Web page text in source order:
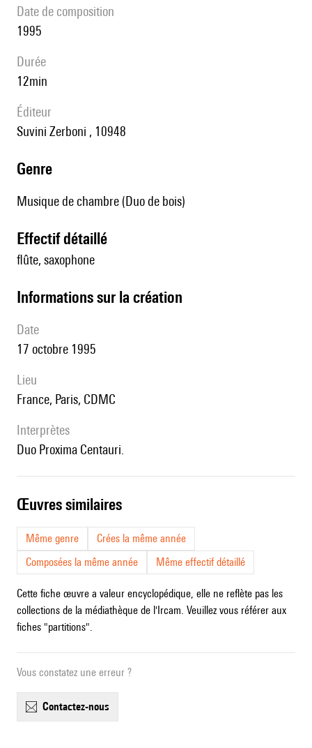
date de composition
1995
durée
12min
éditeur
Suvini Zerboni , 10948
genre
Musique de chambre (Duo de bois)
effectif détaillé
flûte, saxophone
informations sur la création
date
17 octobre 1995
lieu
France, Paris, CDMC
interprètes
Duo Proxima Centauri.
œuvres similaires
Même genre
Crées la même année
Composées la même année
Même effectif détaillé
Cette fiche œuvre a valeur encyclopédique, elle ne reflète pas les
collections de la médiathèque de l'Ircam. Veuillez vous référer aux
fiches "partitions".
Vous constatez une erreur ?
contactez-nous